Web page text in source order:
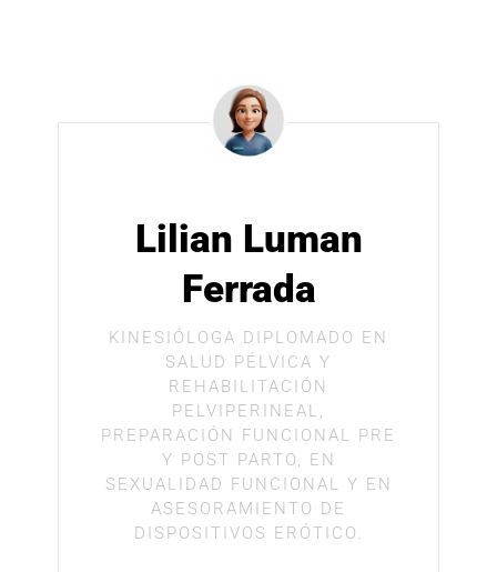
Lilian Luman
Ferrada
KINESIÓLOGA DIPLOMADO EN
SALUD PÉLVICA Y
REHABILITACIÓN
PELVIPERINEAL,
PREPARACIÓN FUNCIONAL PRE
Y POST PARTO, EN
SEXUALIDAD FUNCIONAL Y EN
ASESORAMIENTO DE
DISPOSITIVOS ERÓTICO.